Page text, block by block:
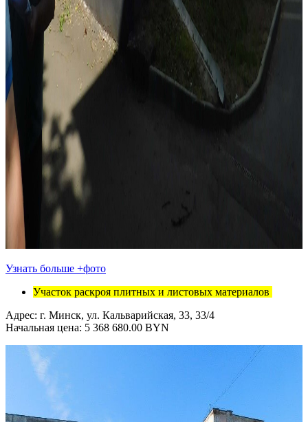
Узнать больше +фото
Участок раскроя плитных и листовых материалов
Адрес: г. Минск, ул. Кальварийская, 33, 33/4
Начальная цена: 5 368 680.00 BYN